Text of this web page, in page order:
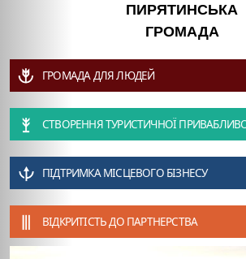
ПИРЯТИНСЬКА
ГРОМАДА
ГРОМАДА ДЛЯ ЛЮДЕЙ
СТВОРЕННЯ ТУРИСТИЧНОЇ
ПІДТРИМКА МІСЦЕВОГО БІЗНЕСУ
ВІДКРИТІСТЬ ДО ПАРТНЕРСТВА